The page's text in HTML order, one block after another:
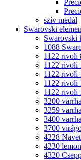
szív medál
Swarovski
Swarovski
1088
1122 rivoli
1122 rivoli
1122 rivoli
1122 rivoli
1122 rivoli
3200
3259
3400
3700
4228
4230
4320